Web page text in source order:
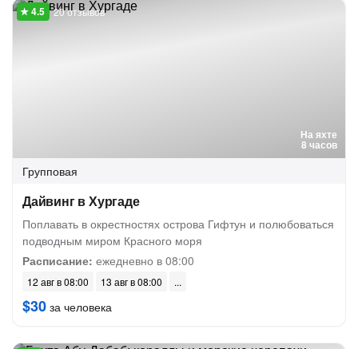
На яхте
8 часов
20 отзывов
Групповая
Дайвинг в Хургаде
Поплавать в окрестностях острова Гифтун и полюбоваться
подводным миром Красного моря
Расписание: ежедневно в 08:00
12 авг в 08:00 13 авг в 08:00
$30 за человека